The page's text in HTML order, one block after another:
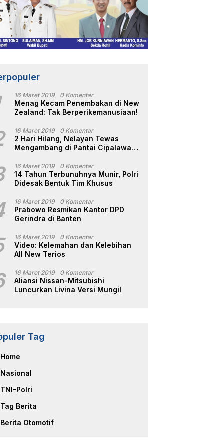
16 Maret 2019 0 Komentar
Menag Kecam Penembakan di New
Zealand: Tak Berperikemanusiaan!
16 Maret 2019 0 Komentar
2 Hari Hilang, Nelayan Tewas
Mengambang di Pantai Cipalawah
16 Maret 2019 0 Komentar
14 Tahun Terbunuhnya Munir, Polri
Didesak Bentuk Tim Khusus
16 Maret 2019 0 Komentar
Prabowo Resmikan Kantor DPD
Gerindra di Banten
16 Maret 2019 0 Komentar
Video: Kelemahan dan Kelebihan
All New Terios
16 Maret 2019 0 Komentar
Aliansi Nissan-Mitsubishi
Luncurkan Livina Versi Mungil
Tag
Home
Nasional
TNI-Polri
Tag Berita
Berita Otomotif